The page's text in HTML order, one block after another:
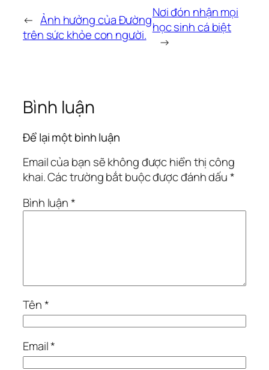
← Ảnh hưởng của Đường
trên sức khỏe con người.
Nơi đón nhận mọi
học sinh cá biệt
→
Bình luận
Để lại một bình luận
Email của bạn sẽ không được hiển thị công
khai.Các trường bắt buộc được đánh dấu*
Bình luận*
Tên*
Email*